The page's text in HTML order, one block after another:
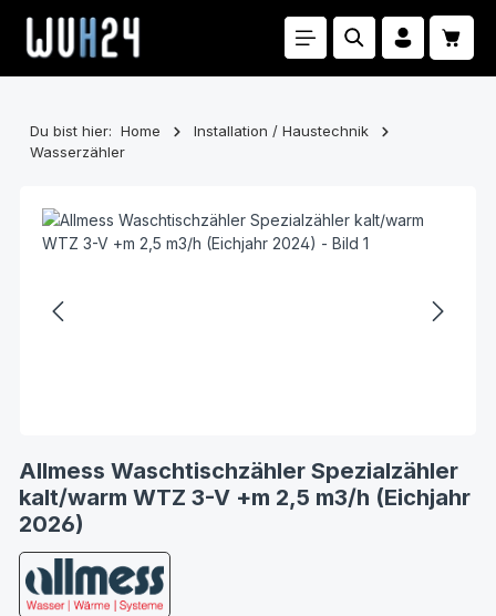
Zum Hauptinhalt springen
Du bist hier: Home
Installation / Haustechnik
Wasserzähler
Allmess Waschtischzähler Spezialzähler
kalt/warm WTZ 3-V +m 2,5 m3/h (Eichjahr
2026)